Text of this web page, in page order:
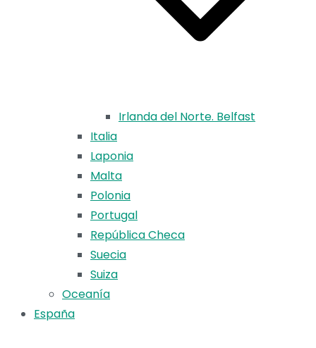
Irlanda del Norte. Belfast
Italia
Laponia
Malta
Polonia
Portugal
República Checa
Suecia
Suiza
Oceanía
España